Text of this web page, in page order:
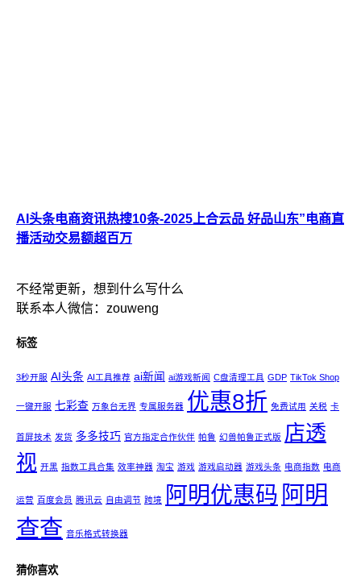
AI头条电商资讯热搜10条-2025上合云品 好品山东”电商直
播活动交易额超百万
不经常更新，想到什么写什么
联系本人微信：zouweng
标签
3秒开服 AI头条 AI工具推荐 ai新闻 ai游戏新闻 C盘清理工具 GDP TikTok Shop
一键开服 七彩查 万象台无界 专属服务器 优惠8折 免费试用 关税 卡
首屏技术 发货 多多技巧 官方指定合作伙伴 帕鲁 幻兽帕鲁正式版 店透
视 开黑 指数工具合集 效率神器 淘宝 游戏 游戏启动器 游戏头条 电商指数 电商
运营 百度会员 腾讯云 自由调节 跨境 阿明优惠码 阿明
查查 音乐格式转换器
猜你喜欢